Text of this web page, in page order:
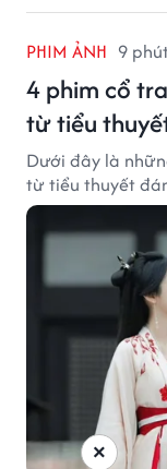
PHIM ẢNH 9
4 phim cổ
từ tiểu
Dưới đây là
từ tiểu thuyết
×